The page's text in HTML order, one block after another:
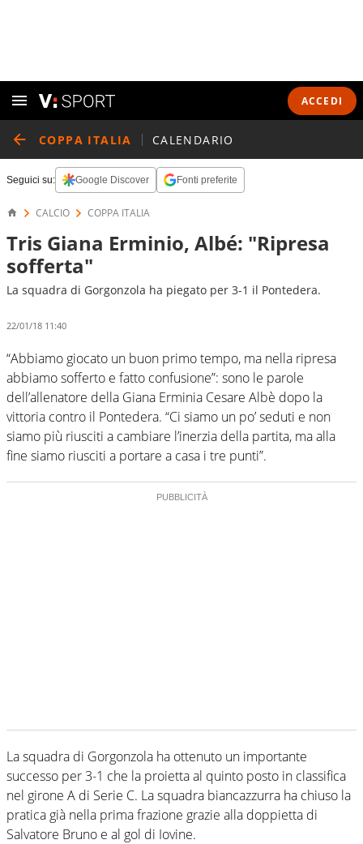
ACCEDI
COPPA ITALIA CALENDARIO
Seguici su: Google Discover Fonti preferite
CALCIO COPPA ITALIA
Tris Giana Erminio, Albé: "Ripresa
sofferta"
La squadra di Gorgonzola ha piegato per 3-1 il Pontedera.
22/01/18 11:40
“Abbiamo giocato un buon primo tempo, ma nella ripresa
abbiamo sofferto e fatto confusione”: sono le parole
dell’allenatore della Giana Erminia Cesare Albè dopo la
vittoria contro il Pontedera. “Ci siamo un po’ seduti e non
siamo più riusciti a cambiare l’inerzia della partita, ma alla
fine siamo riusciti a portare a casa i tre punti”.
La squadra di Gorgonzola ha ottenuto un importante
successo per 3-1 che la proietta al quinto posto in classifica
nel girone A di Serie C. La squadra biancazzurra ha chiuso la
pratica già nella prima frazione grazie alla doppietta di
Salvatore Bruno e al gol di Iovine.